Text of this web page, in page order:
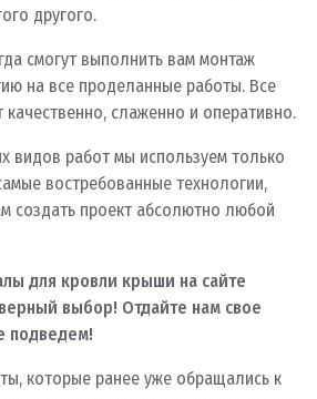
другого.
смогут выполнить вам монтаж
на все проделанные работы. Все
слаженно и оперативно.
видов работ мы используем только
востребованные технологии,
создать проект абсолютно любой
для кровли крыши на сайте
выбор! Отдайте нам свое
подведем!
которые ранее уже обращались к